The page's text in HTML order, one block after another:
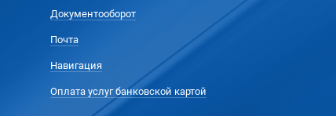
Документооборот
Почта
Навигация
Оплата услуг банковской картой